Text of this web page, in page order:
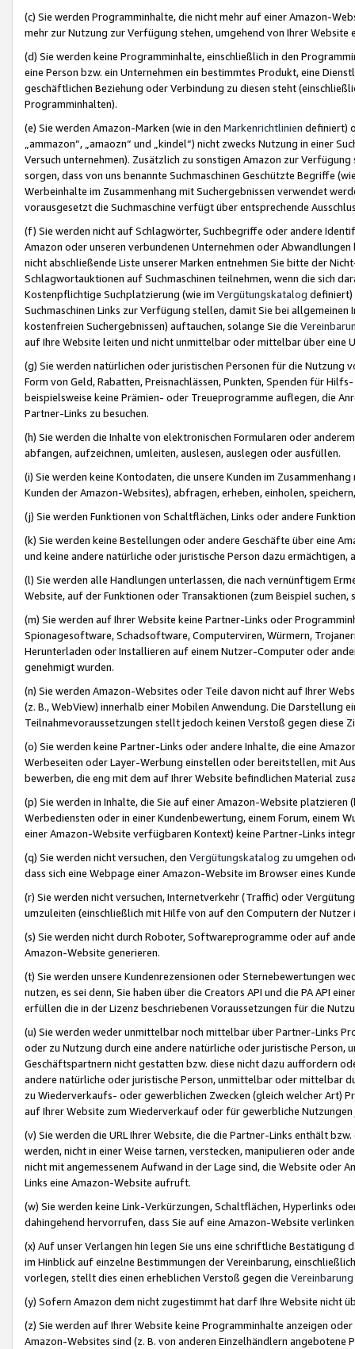
(c) Sie werden Programminhalte, die nicht mehr auf einer Amazon-
mehr zur Nutzung zur Verfügung stehen, umgehend von Ihrer
(d) Sie werden keine Programminhalte, einschließlich in den
eine Person bzw. ein Unternehmen ein bestimmtes Produkt, eine
geschäftlichen Beziehung oder Verbindung zu diesen steht
Programminhalten).
(e) Sie werden Amazon-Marken (wie in den Markenrichtlinien definiert)
„ammazon“, „amaozn“ und „kindel“) nicht zwecks Nutzung in einer
Versuch unternehmen). Zusätzlich zu sonstigen Amazon zur
sorgen, dass von uns benannte Suchmaschinen Geschützte Begriffe
Werbeinhalte im Zusammenhang mit Suchergebnissen verwendet
vorausgesetzt die Suchmaschine verfügt über entsprechende
(f) Sie werden nicht auf Schlagwörter, Suchbegriffe oder andere
Amazon oder unseren verbundenen Unternehmen oder
nicht abschließende Liste unserer Marken entnehmen Sie bitte der
Schlagwortauktionen auf Suchmaschinen teilnehmen, wenn die sich
Kostenpflichtige Suchplatzierung (wie im Vergütungskatalog definiert)
Suchmaschinen Links zur Verfügung stellen, damit Sie bei
kostenfreien Suchergebnissen) auftauchen, solange Sie die
auf Ihre Website leiten und nicht unmittelbar oder mittelbar über eine
(g) Sie werden natürlichen oder juristischen Personen für die Nutzung
Form von Geld, Rabatten, Preisnachlässen, Punkten, Spenden für
beispielsweise keine Prämien- oder Treueprogramme auflegen, die
Partner-Links zu besuchen.
(h) Sie werden die Inhalte von elektronischen Formularen oder
abfangen, aufzeichnen, umleiten, auslesen, auslegen oder ausfüllen.
(i) Sie werden keine Kontodaten, die unsere Kunden im
Kunden der Amazon-Websites), abfragen, erheben, einholen,
(j) Sie werden Funktionen von Schaltflächen, Links oder andere
(k) Sie werden keine Bestellungen oder andere Geschäfte über eine
und keine andere natürliche oder juristische Person dazu
(l) Sie werden alle Handlungen unterlassen, die nach vernünftigem
Website, auf der Funktionen oder Transaktionen (zum Beispiel
(m) Sie werden auf Ihrer Website keine Partner-Links oder
Spionagesoftware, Schadsoftware, Computerviren, Würmern,
Herunterladen oder Installieren auf einem Nutzer-Computer oder
genehmigt wurden.
(n) Sie werden Amazon-Websites oder Teile davon nicht auf Ihrer
(z. B., WebView) innerhalb einer Mobilen Anwendung. Die Darstellung
Teilnahmevoraussetzungen stellt jedoch keinen Verstoß gegen diese
(o) Sie werden keine Partner-Links oder andere Inhalte, die eine
Werbeseiten oder Layer-Werbung einstellen oder bereitstellen, mit
bewerben, die eng mit dem auf Ihrer Website befindlichen Material
(p) Sie werden in Inhalte, die Sie auf einer Amazon-Website
Werbediensten oder in einer Kundenbewertung, einem Forum, einem
einer Amazon-Website verfügbaren Kontext) keine Partner-Links
(q) Sie werden nicht versuchen, den Vergütungskatalog zu umgehen
dass sich eine Webpage einer Amazon-Website im Browser eines
(r) Sie werden nicht versuchen, Internetverkehr (Traffic) oder
umzuleiten (einschließlich mit Hilfe von auf den Computern der
(s) Sie werden nicht durch Roboter, Softwareprogramme oder auf
Amazon-Website generieren.
(t) Sie werden unsere Kundenrezensionen oder Sternebewertungen
nutzen, es sei denn, Sie haben über die Creators API und die PA API
erfüllen die in der Lizenz beschriebenen Voraussetzungen für die
(u) Sie werden weder unmittelbar noch mittelbar über Partner-Links
oder zu Nutzung durch eine andere natürliche oder juristische
Geschäftspartnern nicht gestatten bzw. diese nicht dazu auffordern
andere natürliche oder juristische Person, unmittelbar oder mittelbar
zu Wiederverkaufs- oder gewerblichen Zwecken (gleich welcher Art)
auf Ihrer Website zum Wiederverkauf oder für gewerbliche
(v) Sie werden die URL Ihrer Website, die die Partner-Links enthält
werden, nicht in einer Weise tarnen, verstecken, manipulieren oder
nicht mit angemessenem Aufwand in der Lage sind, die Website oder
Links eine Amazon-Website aufruft.
(w) Sie werden keine Link-Verkürzungen, Schaltflächen, Hyperlinks
dahingehend hervorrufen, dass Sie auf eine Amazon-Website
(x) Auf unser Verlangen hin legen Sie uns eine schriftliche
im Hinblick auf einzelne Bestimmungen der Vereinbarung,
vorlegen, stellt dies einen erheblichen Verstoß gegen die Vereinbarung
(y) Sofern Amazon dem nicht zugestimmt hat darf Ihre Website nicht
(z) Sie werden auf Ihrer Website keine Programminhalte anzeigen
Amazon-Websites sind (z. B. von anderen Einzelhändlern